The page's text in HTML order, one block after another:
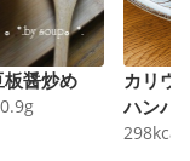
醤炒め
0.9g
カリウ
ハンバ
298kcal